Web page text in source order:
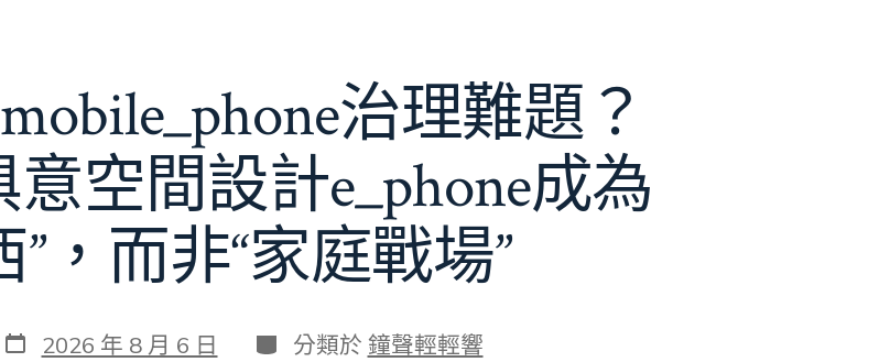
治理難題？
空間設計e_phone成為
”，而非“家庭戰場”
發 2026 年 8 月 6 日 分 分類於 鐘聲輕輕響